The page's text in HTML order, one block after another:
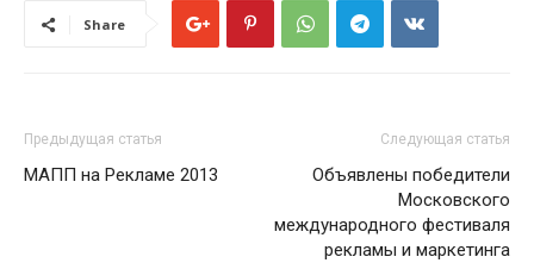
Share
Предыдущая статья
МАПП на Рекламе 2013
Следующая статья
Объявлены победители
Московского
международного фестиваля
рекламы и маркетинга